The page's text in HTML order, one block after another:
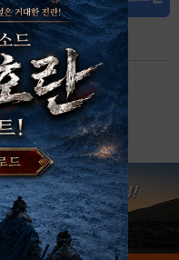
회원가입